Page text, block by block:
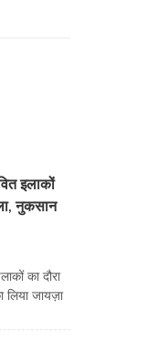
इलाकों
नुकसान
का दौरा
जायज़ा